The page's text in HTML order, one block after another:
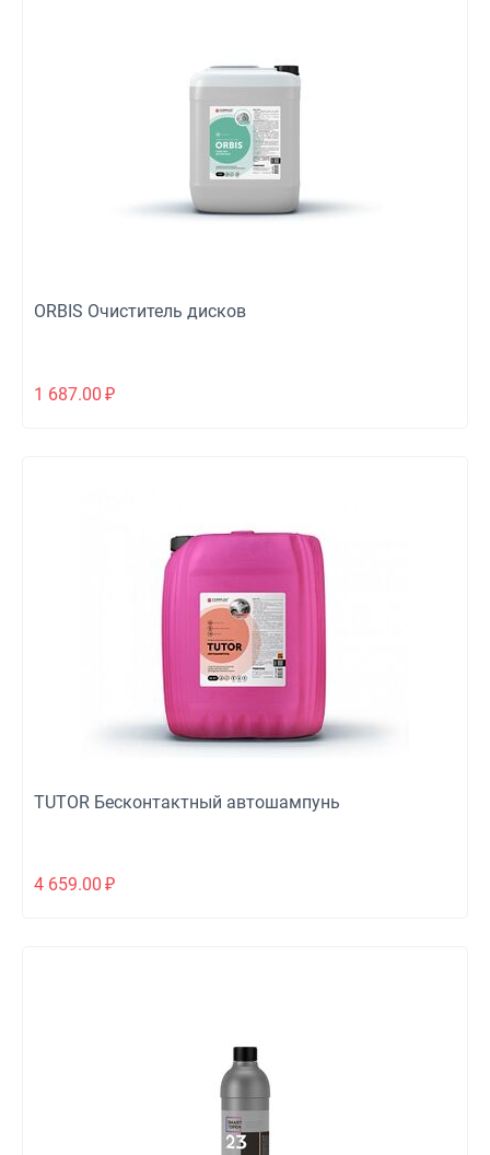
ORBIS Очиститель дисков
1 687.00 ₽
TUTOR Бесконтактный автошампунь
4 659.00 ₽